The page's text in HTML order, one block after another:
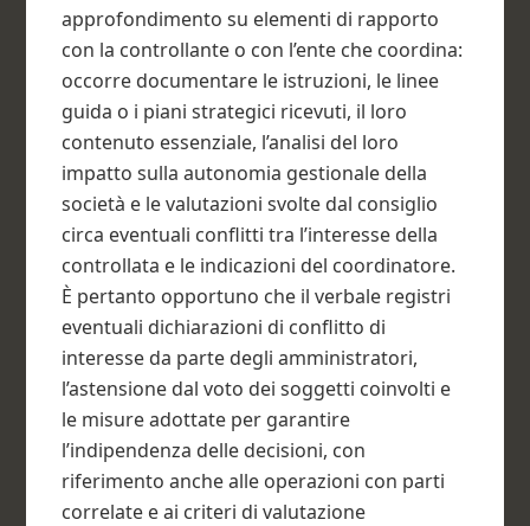
approfondimento su elementi di rapporto
con la controllante o con l’ente che coordina:
occorre documentare le istruzioni, le linee
guida o i piani strategici ricevuti, il loro
contenuto essenziale, l’analisi del loro
impatto sulla autonomia gestionale della
società e le valutazioni svolte dal consiglio
circa eventuali conflitti tra l’interesse della
controllata e le indicazioni del coordinatore.
È pertanto opportuno che il verbale registri
eventuali dichiarazioni di conflitto di
interesse da parte degli amministratori,
l’astensione dal voto dei soggetti coinvolti e
le misure adottate per garantire
l’indipendenza delle decisioni, con
riferimento anche alle operazioni con parti
correlate e ai criteri di valutazione